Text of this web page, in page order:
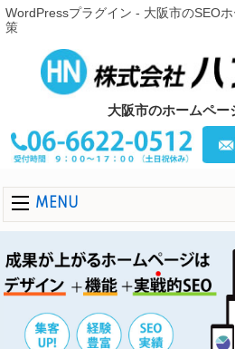
WordPressプラグイン - 大阪市のSEO
策
大阪市のホームペー
MENU